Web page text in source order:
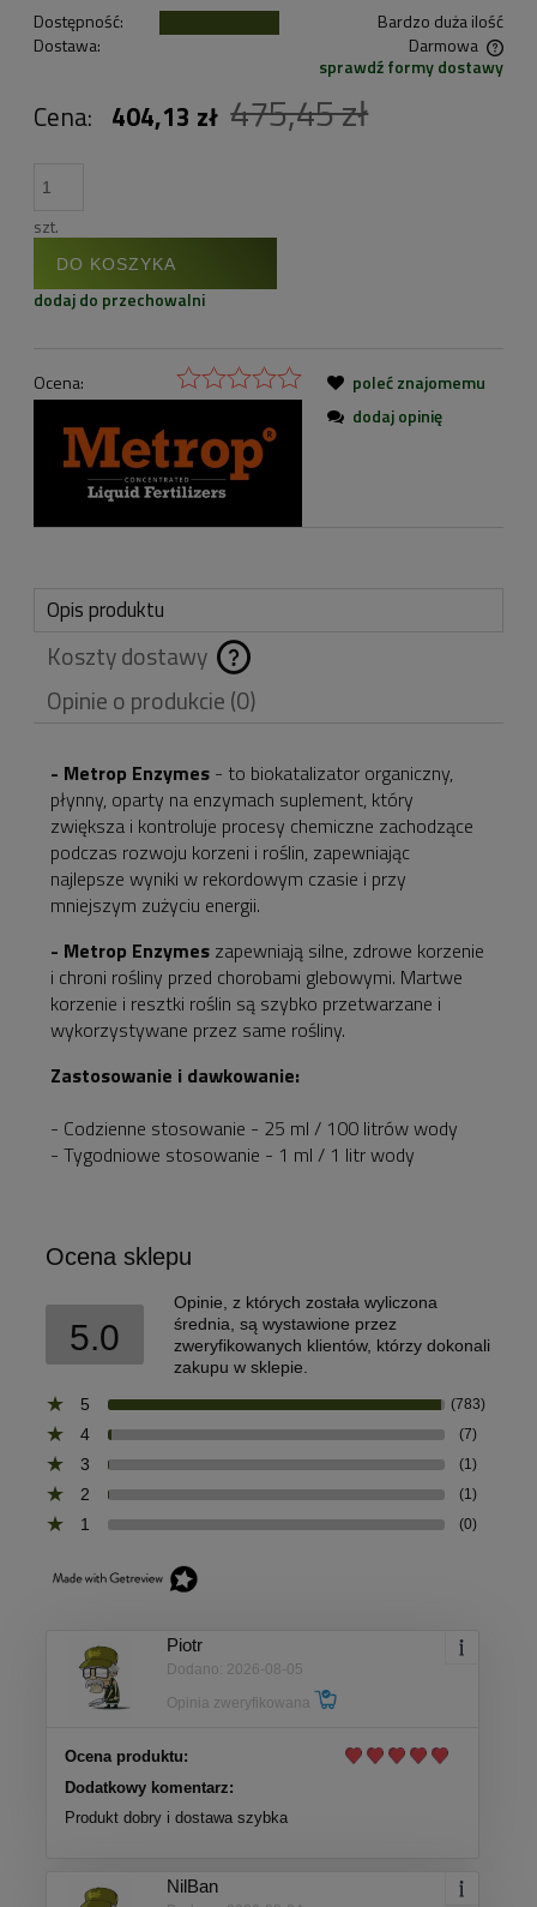
Dostępność:
Bardzo duża ilość
Dostawa:
Darmowa
Cena nie zawiera ewentualnych kosztów płatnościsprawdź formy dostawy
Cena: 404,13 zł 475,45 zł
szt.
DO KOSZYKA
dodaj do przechowalni
Ocena:
poleć znajomemu
dodaj opinię
Opis produktu
Koszty dostawy
Cena nie zawiera
ewentualnych kosztów
płatności
Opinie o produkcie (0)
- Metrop Enzymes - to biokatalizator organiczny,
płynny, oparty na enzymach suplement, który
zwiększa i kontroluje procesy chemiczne zachodzące
podczas rozwoju korzeni i roślin, zapewniając
najlepsze wyniki w rekordowym czasie i przy
mniejszym zużyciu energii.
- Metrop Enzymes zapewniają silne, zdrowe korzenie
i chroni rośliny przed chorobami glebowymi. Martwe
korzenie i resztki roślin są szybko przetwarzane i
wykorzystywane przez same rośliny.
Zastosowanie i dawkowanie:
- Codzienne stosowanie - 25 ml / 100 litrów wody
- Tygodniowe stosowanie - 1 ml / 1 litr wody
Ocena sklepu
5.0
Opinie, z których została wyliczona
średnia, są wystawione przez
zweryfikowanych klientów, którzy dokonali
zakupu w sklepie.
5
(783)
4 (7)
3 (1)
2 (1)
1 (0)
Piotr
Dodano: 2026-08-05
Opinia zweryfikowana
Ocena produktu:
Dodatkowy komentarz:
Produkt dobry i dostawa szybka
NilBan